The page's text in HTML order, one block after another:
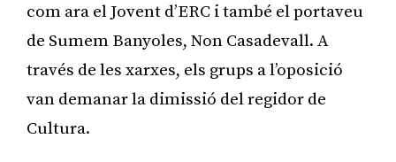
com ara el Jovent d’ERC i també el portaveu
de Sumem Banyoles, Non Casadevall. A
través de les xarxes, els grups a l’oposició
van demanar la dimissió del regidor de
Cultura.